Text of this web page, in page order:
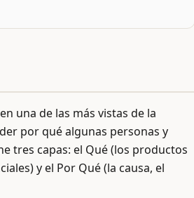
una de las más vistas de la
por qué algunas personas y
tres capas: el Qué (los productos
y el Por Qué (la causa, el